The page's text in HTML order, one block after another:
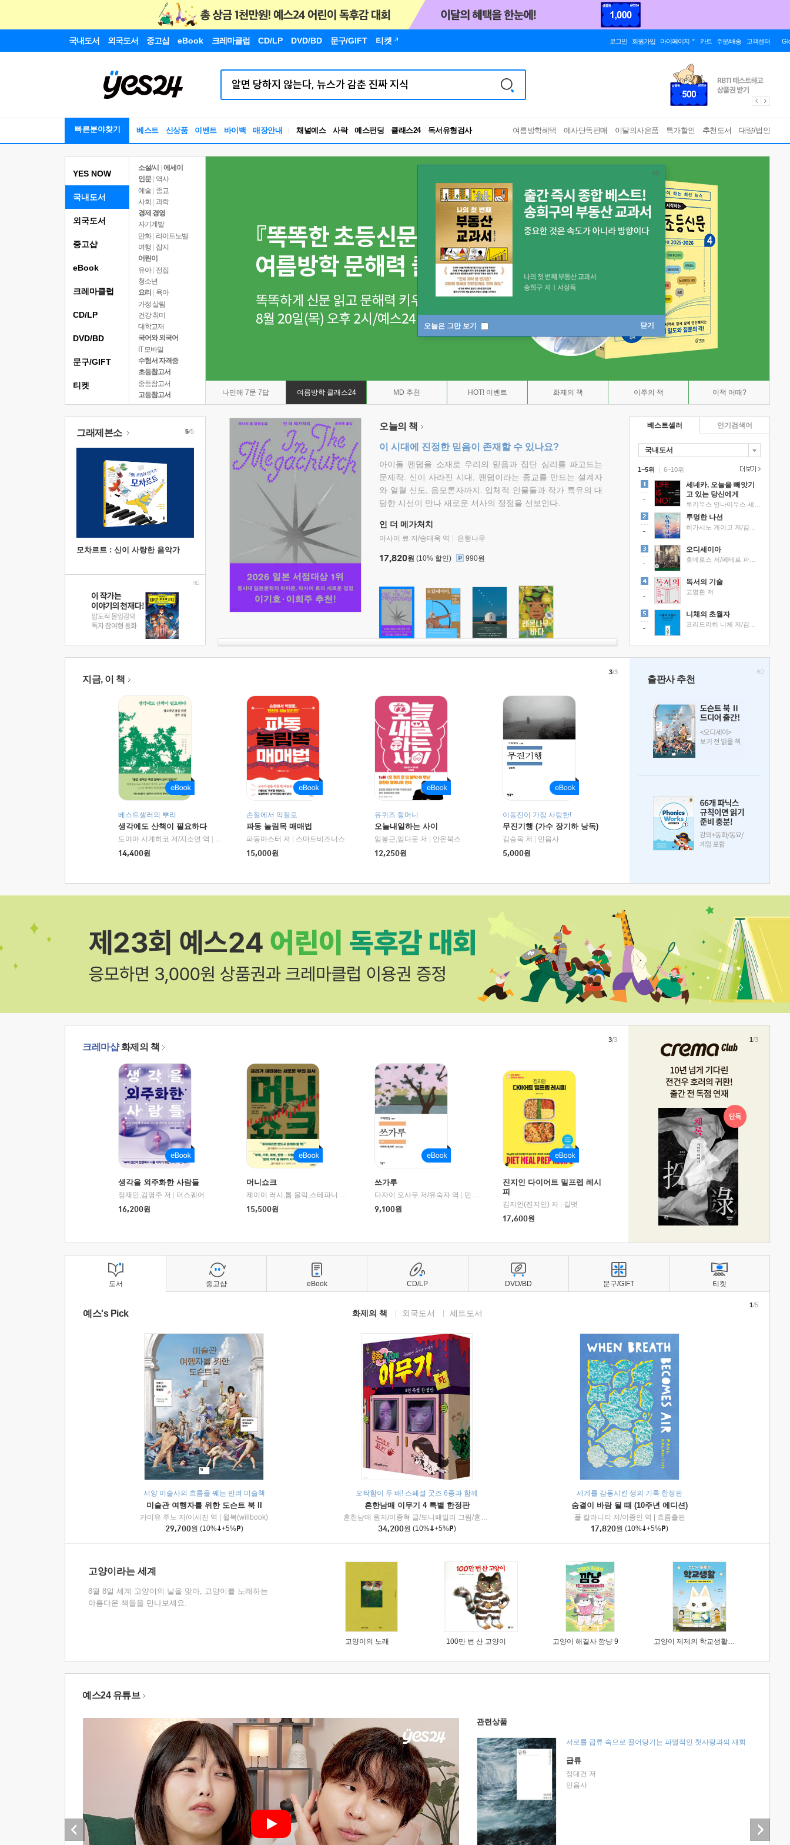
국내도서 외국도서 중고샵 eBook 크레마클럽 CD/LP DVD/BD 문구/GIFT 티켓 로그인 회원가입 마이페이지 카트 주문/배송 고객센터
빠른분야찾기 베스트 신상품 이벤트 바이백 매장안내 채널예스 사락 예스펀딩 클래스24
독서유형검사
RBTI Lab
독서유형검사
여름방학혜택 예사단독판매 이달의사은품 특가할인 추천도서 대량/법인
오늘은 그만 보기 닫기
YES NOW
국내도서
소설/시
에세이
인문
역사
예술 | 종교
사회 | 과학
경제 경영
자기계발
만화 | 라이트노벨
여행
잡지
어린이
유아 | 전집
청소년
요리
육아
가정 살림
건강 취미
대학교재
국어와 외국어
IT 모바일
수험서 자격증
초등참고서
중등참고서
고등참고서
나민애 7문 7답 여름방학 클래스24 MD 추천 HOT! 이벤트 화제의 책 이주의 책 이책 어때?
외국도서
중고샵
eBook
크레마클럽
CD/LP
DVD/BD
문구/GIFT
티켓
그래제본소
모차르트 : 신이 사랑한 음악가
5/5 오늘의 책
이 시대에 진정한 믿음이 존재할 수 있나요?
아이돌 팬덤을 소재로 우리의 믿음과 집단 심리를 파고드는
문제작. 신이 사라진 시대, 팬덤이라는 종교를 만드는 설계자
와 열혈 신도, 음모론자까지. 입체적 인물들과 작가 특유의 대
담한 시선이 만나 새로운 서사의 정점을 선보인다.
인 더 메가처치
아사이 료 저/송태욱 역 은행나무
17,820원 (10% 할인) 990원
베스트셀러
국내도서
1~5위 |
세네카, 오늘을 빼앗기
고 있는 당신에게
투명한 나선
오디세이아
독서의 기술
고명환 저
니체의 초월자
6~10위
인기검색어
지금, 이 책
베스트셀러의 뿌리
생각에도 산책이 필요하다
도야마 시게히코 저/지소연 역
알에이치코리아(RHK)
14,400원
손절에서 익절로
파동 눌림목 매매법
파동마스터 저
스마트비즈니스
15,000원
유퀴즈 할머니
오늘내일하는 사이
임봉근,임다운 저
안온북스
12,250원
이동진이 가장 사랑한!
무진기행 (가수 장기하 낭독)
김승옥 저
민음사
5,000원
3/3
출판사 추천
크레마샵화제의 책
생각을 외주화한 사람들
정재민,김영주 저
더스퀘어
16,200원
머니쇼크
제이미 러시,톰 올릭,스테파니 플랜더스 편저/임경은 역/박정호 감수 |
교보문고
15,500원
쓰가루
다자이 오사무 저/유숙자 역
민음사
9,100원
진지인 다이어트 밀프렙 레시
피
김지인(진지인) 저
길벗
17,600원
3/3 1/3
도서
예스's Pick 화제의 책 외국도서 세트도서
서양 미술사의 흐름을 꿰는 반려 미술책
미술관 여행자를 위한 도슨트 북 II
카미유 주노 저/이세진 역
윌북(willbook)
29,700원 (10% +5% )
오싹함이 두 배! 스페셜 굿즈 6종과 함께
흔한남매 이무기 4 특별 한정판
흔한남매 원저/이종혁 글/도니패밀리 그림/흔한컴퍼니 감수
미래엔아이세움
34,200원 (10% +5% )
세계를 감동시킨 생의 기록 한정판
숨결이 바람 될 때 (10주년 에디션)
폴 칼라니티 저/이종인 역
흐름출판
17,820원 (10% +5% )
1/5
고양이라는 세계
8월 8일 세계 고양이의 날을 맞아, 고양이를 노래하는
아름다운 책들을 만나보세요.
고양이의 노래 100만 번 산 고양이 고양이 해결사 깜냥 9 고양이 제제의 학교생활 1 : 초등학생이 이렇게 힘들 줄이야
중고샵 eBook CD/LP DVD/BD 문구/GIFT 티켓
예스24 유튜브
관련상품
서로를 급류 속으로 끌어당기는 파멸적인 첫사랑과의 재회
급류
정대건 저
민음사